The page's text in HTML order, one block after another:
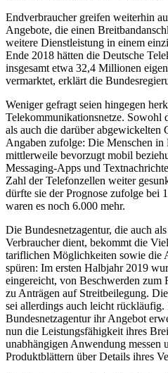
Endverbraucher greifen weiterhin
Angebote, die einen
weitere Dienstleistung in einem
Ende 2018 hätten die Deutsche
insgesamt etwa 32,4 Millionen
vermarktet, erklärt die
Weniger gefragt seien hingegen
Telekommunikationsnetze. Sowohl
als auch die darüber abgewickelten
Angaben zufolge: Die Menschen in
mittlerweile bevorzugt mobil
Messaging-Apps und
Zahl der Telefonzellen weiter
dürfte sie der Prognose zufolge bei
waren es noch 6.000 mehr.
Die Bundesnetzagentur, die auch
Verbraucher dient, bekommt die
tariflichen Möglichkeiten sowie die
spüren: Im ersten Halbjahr 2019
eingereicht, von Beschwerden zum
zu Anträgen auf Streitbeilegung.
sei allerdings auch leicht rückläufig.
Bundesnetzagentur ihr Angebot
nun die Leistungsfähigkeit ihres
unabhängigen Anwendung messen
Produktblättern über Details ihres